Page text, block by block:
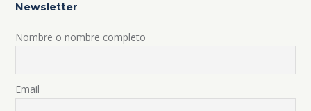
Newsletter
Nombre o nombre completo
Email